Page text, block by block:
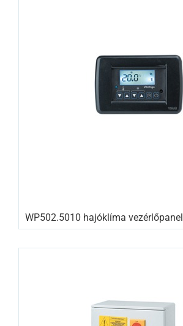
WP502.5010 hajóklíma vezérlőpanel